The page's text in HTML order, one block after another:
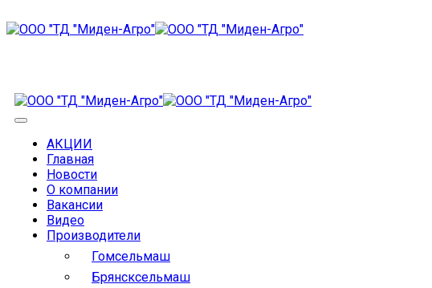
АКЦИИ
Главная
Новости
О компании
Вакансии
Видео
Производители
Гомсельмаш
Брянсксельмаш